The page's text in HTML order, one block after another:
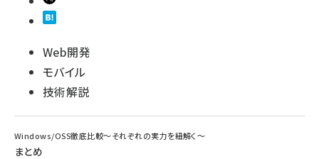
Web開発
モバイル
技術解説
Windows/OSS徹底比較～それぞれの実力を紐解く～
まとめ